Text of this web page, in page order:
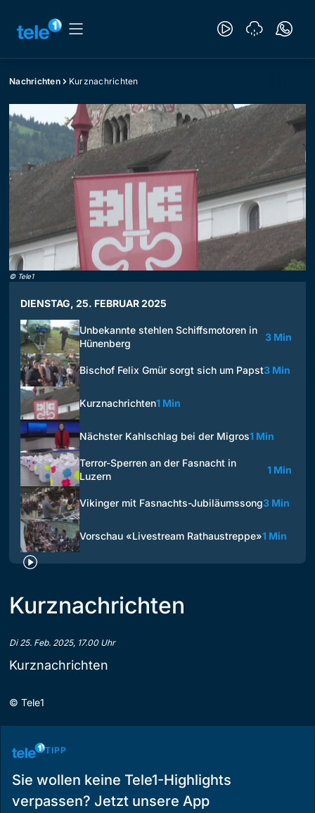
Nachrichten Kurznachrichten
© Tele1
DIENSTAG, 25. FEBRUAR 2025
Unbekannte stehlen Schiffsmotoren in
Hünenberg
3 Min
Bischof Felix Gmür sorgt sich um Papst3 Min
Kurznachrichten1 Min
Nächster Kahlschlag bei der Migros1 Min
Terror-Sperren an der Fasnacht in
Luzern
1 Min
Vikinger mit Fasnachts-Jubiläumssong3 Min
Vorschau «Livestream Rathaustreppe»1 Min
Kurznachrichten
Di 25. Feb. 2025, 17.00 Uhr
Kurznachrichten
© Tele1
TIPP
Sie wollen keine Tele1-Highlights
verpassen? Jetzt unsere App